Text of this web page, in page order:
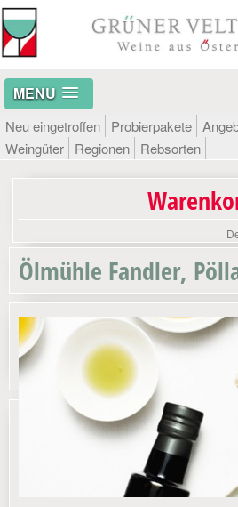
MENU
Neu eingetroffen Probierpakete
Weingüter
Regionen Rebsorten
Ölmühle Fandler,